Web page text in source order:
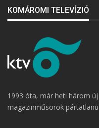
KOMÁROMI TELEVÍZIÓ
1993 óta, már heti három
magazinműsorok